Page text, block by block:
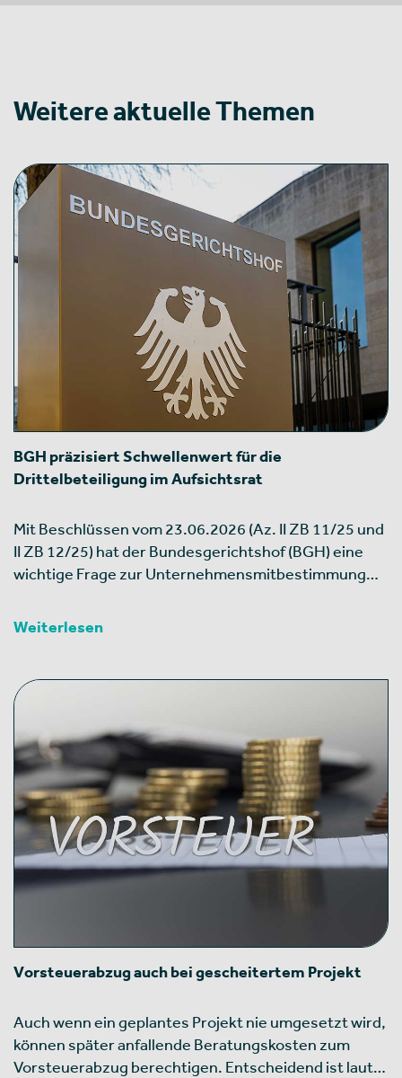
Weitere aktuelle Themen
BGH präzisiert Schwellenwert für die
Drittelbeteiligung im Aufsichtsrat
Mit Beschlüssen vom 23.06.2026 (Az. II ZB 11/25 und
II ZB 12/25) hat der Bundesgerichtshof (BGH) eine
wichtige Frage zur Unternehmensmitbestimmung…
Weiterlesen
Vorsteuerabzug auch bei gescheitertem Projekt
Auch wenn ein geplantes Projekt nie umgesetzt wird,
können später anfallende Beratungskosten zum
Vorsteuerabzug berechtigen. Entscheidend ist laut…